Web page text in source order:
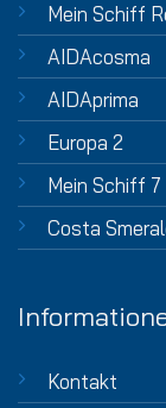
Mein Schiff
AIDAcosma
AIDAprima
Europa 2
Mein Schiff 7
Costa
Kontakt